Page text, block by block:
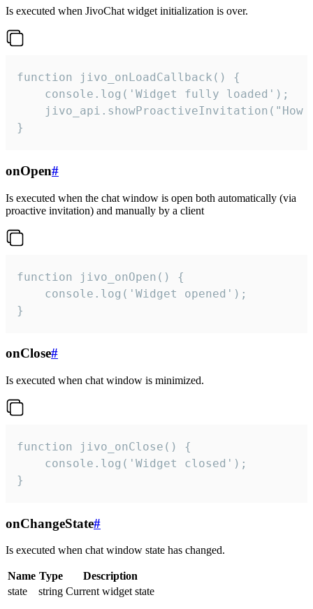
Is executed when JivoChat widget initialization is over.
function jivo_onLoadCallback() {
    console.log('Widget fully loaded');
jivo_api.showProactiveInvitation("How
}
onOpen#
Is executed when the chat window is open both automatically (via
proactive invitation) and manually by a client
function jivo_onOpen() {
    console.log('Widget opened');
}
onClose#
Is executed when chat window is minimized.
function jivo_onClose() {
    console.log('Widget closed');
}
onChangeState#
Is executed when chat window state has changed.
Name Type
Description
state
string Current widget state